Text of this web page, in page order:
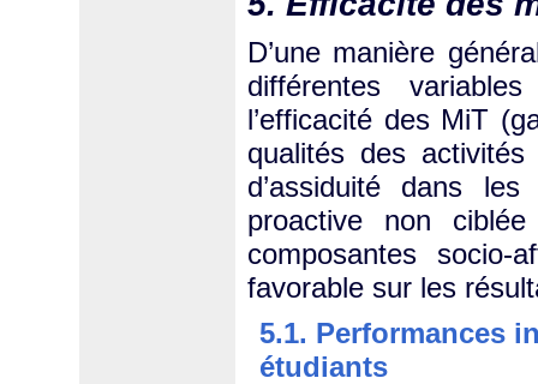
D’une manière
différentes
l’efficacité des MiT
qualités des
d’assiduité dans
proactive non
composantes socio-
favorable sur les
5.1. Performances
étudiants